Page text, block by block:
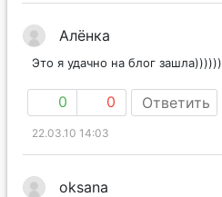
Алёнка
Это я удачно на блог зашла))))))
0 0 Ответить
22.03.10 14:03
oksana